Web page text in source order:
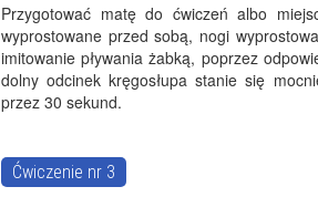
Przygotować matę do ćwiczeń albo
wyprostowane przed sobą, nogi
imitowanie pływania żabką, poprzez
dolny odcinek kręgosłupa stanie się
przez 30 sekund.
Ćwiczenie nr 3